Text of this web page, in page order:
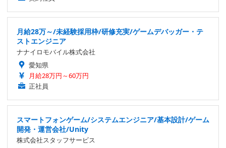
月給28万～/未経験採用枠/研修充実/ゲームデバッガー・テ
ストエンジニア
ナナイロモバイル株式会社
愛知県
月給28万円～60万円
正社員
スマートフォンゲーム/システムエンジニア/基本設計/ゲーム
開発・運営会社/Unity
株式会社スタッフサービス